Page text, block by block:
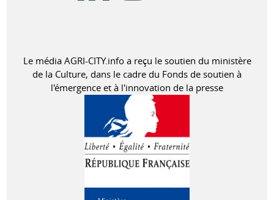
Le média AGRI-CITY.info a reçu le soutien du ministère
de la Culture, dans le cadre du Fonds de soutien à
l'émergence et à l'innovation de la presse